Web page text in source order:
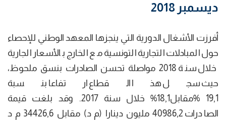
ديسمبر 2018
أفرزت الأشغال الدورية التي ينجزها المعهد الوطني للإحصاء
حول المبادلات التجارية التونسية مع الخارج بالأسعار الجارية
خلال سنة 2018 مواصلة تحسن الصادرات بنسق ملحوظ،
حيث سجل هذا القطاع ارتفاعا بنسبة
19,1 %مقابل18,1% خلال سنة 2017. وقد بلغت قيمة
الصادرات 40986,2 مليون دينارا (م د) مقابل 34426,6 م د